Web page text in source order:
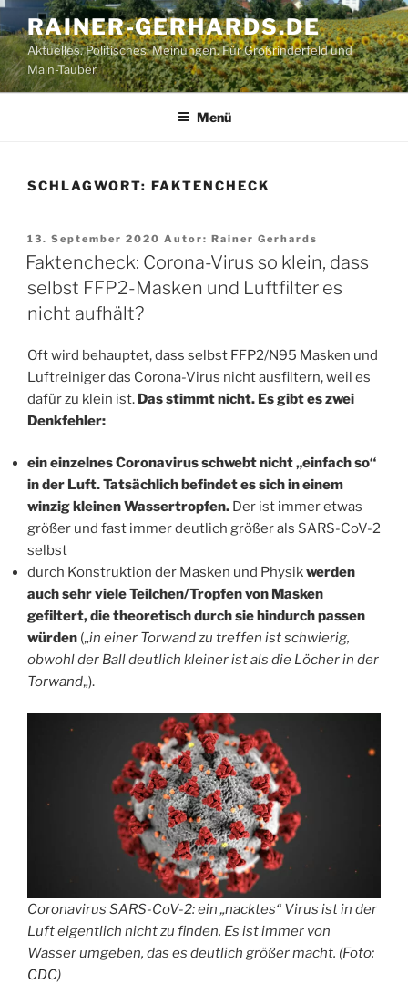
Zum
Inhalt
springen
RAINER-GERHARDS.DE
Aktuelles. Politisches. Meinungen. Für Großrinderfeld und
Main-Tauber.
Menü
SCHLAGWORT: FAKTENCHECK
Veröffentlicht
am
13. September 2020 Autor: Rainer Gerhards
Faktencheck: Corona-Virus so klein, dass
selbst FFP2-Masken und Luftfilter es
nicht aufhält?
Oft wird behauptet, dass selbst FFP2/N95 Masken und
Luftreiniger das Corona-Virus nicht ausfiltern, weil es
dafür zu klein ist. Das stimmt nicht. Es gibt es zwei
Denkfehler:
ein einzelnes Coronavirus schwebt nicht „einfach so“
in der Luft. Tatsächlich befindet es sich in einem
winzig kleinen Wassertropfen. Der ist immer etwas
größer und fast immer deutlich größer als SARS-CoV-2
selbst
durch Konstruktion der Masken und Physikwerden
auch sehr viele Teilchen/Tropfen von Masken
gefiltert, die theoretisch durch sie hindurch passen
würden („in einer Torwand zu treffen ist schwierig,
obwohl der Ball deutlich kleiner ist als die Löcher in der
Torwand„).
Coronavirus SARS-CoV-2: ein „nacktes“ Virus ist in der
Luft eigentlich nicht zu finden. Es ist immer von
Wasser umgeben, das es deutlich größer macht. (Foto:
CDC)